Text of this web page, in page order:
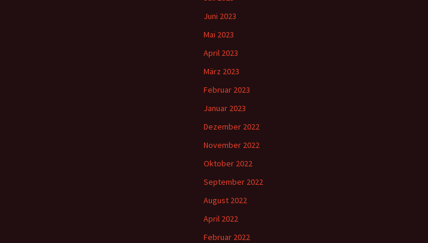
Juni 2023
Mai 2023
April 2023
März 2023
Februar 2023
Januar 2023
Dezember 2022
November 2022
Oktober 2022
September 2022
August 2022
April 2022
Februar 2022